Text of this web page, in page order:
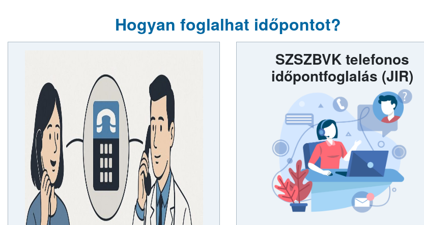
Hogyan foglalhat időpontot?
SZSZBVK telefonos
időpontfoglalás (JIR)